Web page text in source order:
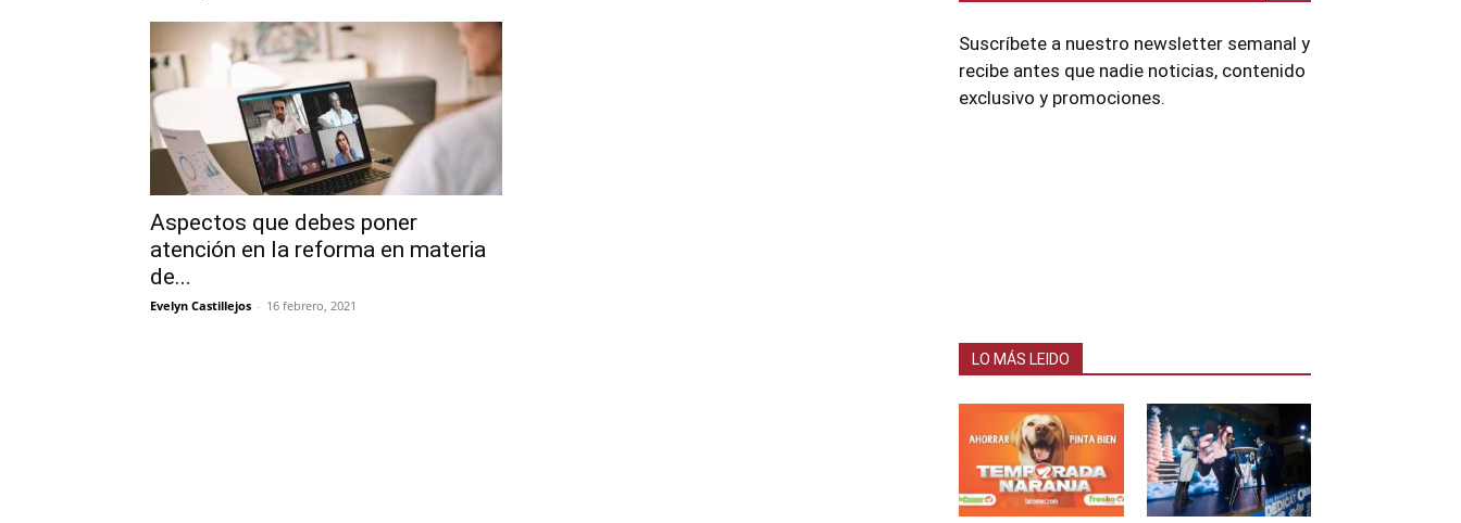
Aspectos que debes poner
atención en la reforma en materia
de...
Evelyn Castillejos - 16 febrero, 2021
Suscríbete a nuestro newsletter semanal y
recibe antes que nadie noticias, contenido
exclusivo y promociones.
LO MÁS LEIDO